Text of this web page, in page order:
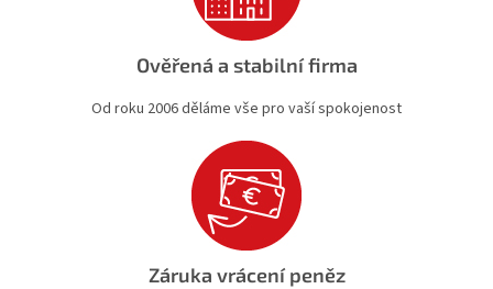
Ověřená a stabilní firma
Od roku 2006 děláme vše pro vaší spokojenost
Záruka vrácení peněz